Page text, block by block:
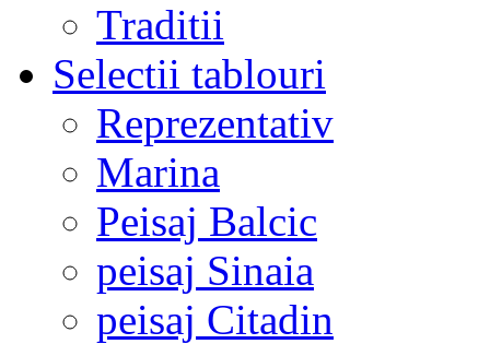
Traditii
Selectii tablouri
Reprezentativ
Marina
Peisaj Balcic
peisaj Sinaia
peisaj Citadin